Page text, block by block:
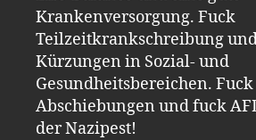
Krankenversorgung. Fuck
Teilzeitkrankschreibung
Kürzungen in Sozial- und
Gesundheitsbereichen. Fuck
Abschiebungen und fuck
der Nazipest!